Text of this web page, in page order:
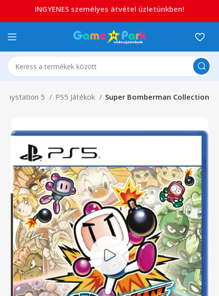
Playstation 5 PS5 Játékok Super Bomberman Collection
INGYENES személyes átvétel üzletünkben!